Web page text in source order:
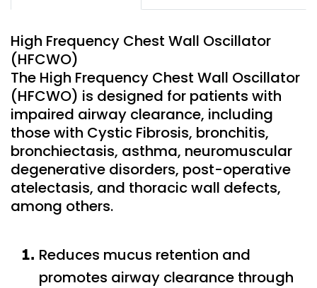
High Frequency Chest Wall Oscillator
(HFCWO)
The High Frequency Chest Wall Oscillator
(HFCWO) is designed for patients with
impaired airway clearance, including
those with Cystic Fibrosis, bronchitis,
bronchiectasis, asthma, neuromuscular
degenerative disorders, post-operative
atelectasis, and thoracic wall defects,
among others.
Reduces mucus retention and
promotes airway clearance through